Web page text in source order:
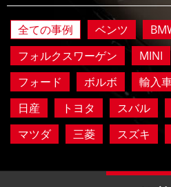
全ての事例 ベンツ
フォルクスワーゲン
MINI
フォード
ボルボ 輸入
日産
トヨタ スバル
マツダ
三菱 スズキ